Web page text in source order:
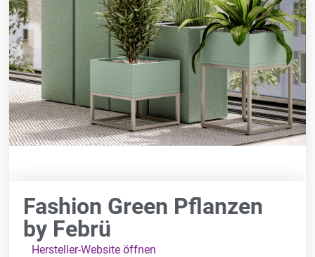
Fashion Green Pflanzen
by Febrü
Hersteller-Website öffnen